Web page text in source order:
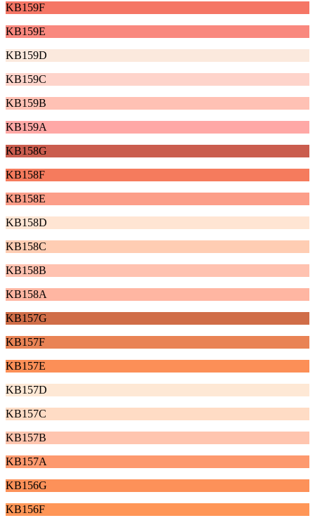
KB159F
KB159E
KB159D
KB159C
KB159B
KB159A
KB158G
KB158F
KB158E
KB158D
KB158C
KB158B
KB158A
KB157G
KB157F
KB157E
KB157D
KB157C
KB157B
KB157A
KB156G
KB156F